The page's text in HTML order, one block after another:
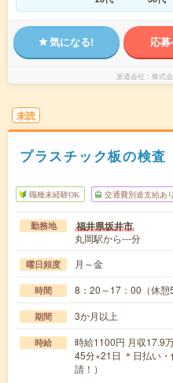
気になる! 応
派遣会社 株式
未読
プラスチック板の検査
職種未経験OK 交通費別途支給あり
勤務地 福井県坂井市
丸岡駅から---分
曜日頻度 月～金
時間 8：20～17：00（休憩
期間 3か月以上
時給
時給1100円 月収17.9
45分×21日 ＊日払い
請！）